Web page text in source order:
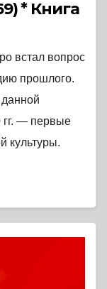
* Книга
встал вопрос
прошлого.
гг. — первые
культуры.